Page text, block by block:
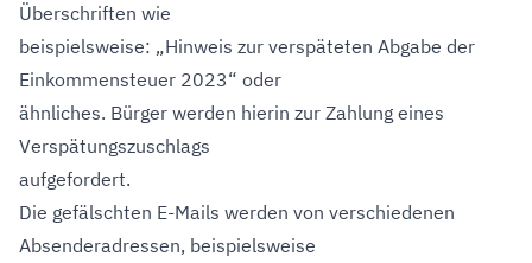
Überschriften wie
beispielsweise: „Hinweis zur verspäteten Abgabe der
Einkommensteuer 2023“ oder
ähnliches. Bürger werden hierin zur Zahlung eines
Verspätungszuschlags
aufgefordert.
Die gefälschten E-Mails werden von verschiedenen
Absenderadressen, beispielsweise